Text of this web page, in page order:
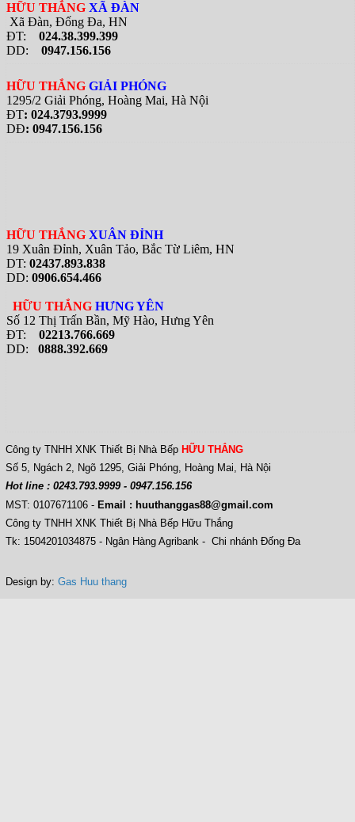
HỮU THẮNG XÃ ĐÀN
Xã Đàn, Đống Đa, HN
ĐT: 024.38.399.399
DD:
0947.156.156
HỮU THẮNG GIẢI PHÓNG
1295/2 Giải Phóng, Hoàng Mai, Hà Nội
ĐT: 024.3793.9999
DĐ: 0947.156.156
HỮU THẮNG XUÂN ĐỈNH
19 Xuân Đỉnh, Xuân Tảo, Bắc Từ Liêm, HN
DT: 02437.893.838
DD: 0906.654.466
HỮU THẮNG HƯNG YÊN
Số 12 Thị Trấn Bần, Mỹ Hào, Hưng Yên
ĐT: 02213.766.669
DD: 0888.392.669
Công ty TNHH XNK Thiết Bị Nhà Bếp HỮU THẮNG
Số 5, Ngách 2, Ngõ 1295, Giải Phóng, Hoàng Mai, Hà Nội
Hot line : 0243.793.9999 - 0947.156.156
MST: 0107671106 - Email : huuthanggas88@gmail.com
Công ty TNHH XNK Thiết Bị Nhà Bếp Hữu Thắng
Tk: 1504201034875 - Ngân Hàng Agribank - Chi nhánh Đống Đa
Design by: Gas Huu thang